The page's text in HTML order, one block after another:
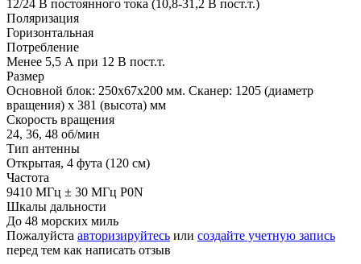
12/24 В постоянного тока (10,8-31,2 В пост.т.)
Поляризация
Горизонтальная
Потребление
Менее 5,5 А при 12 В пост.т.
Размер
Основной блок: 250х67х200 мм. Сканер: 1205 (диаметр
вращения) х 381 (высота) мм
Скорость вращения
24, 36, 48 об/мин
Тип антенны
Открытая, 4 фута (120 см)
Частота
9410 МГц ± 30 МГц P0N
Шкалы дальности
До 48 морских миль
Пожалуйста авторизируйтесь или создайте учетную запись
перед тем как написать отзыв